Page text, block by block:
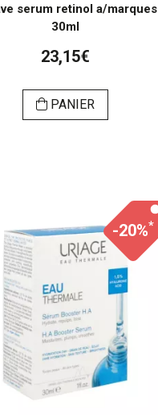
serum retinol a/marques
30ml
23,15€
PANIER
-20%*